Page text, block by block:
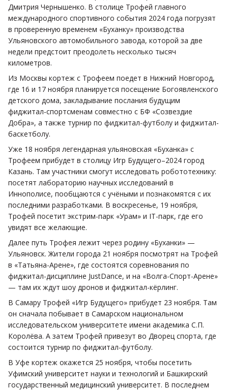
Дмитрия Чернышенко. В столице Трофей главного
международного спортивного события 2024 года погрузят
в проверенную временем «Буханку» производства
Ульяновского автомобильного завода, которой за две
недели предстоит преодолеть несколько тысяч
километров.
Из Москвы кортеж с Трофеем поедет в Нижний Новгород,
где 16 и 17 ноября планируется посещение Богоявленского
детского дома, закладывание послания будущим
фиджитал-спортсменам совместно с БФ «Созвездие
Добра», а также турнир по фиджитал-футболу и фиджитал-
баскетболу.
Уже 18 ноября легендарная ульяновская «Буханка» с
Трофеем прибудет в столицу Игр Будущего–2024 город
Казань. Там участники смогут исследовать робототехнику:
посетят лабораторию научных исследований в
Иннополисе, пообщаются с учёными и познакомятся с их
последними разработками. В воскресенье, 19 ноября,
Трофей посетит экстрим-парк «Урам» и IT-парк, где его
увидят все желающие.
Далее путь Трофея лежит через родину «Буханки» —
Ульяновск. Жители города 21 ноября посмотрят на Трофей
в «Татьяна-Арене», где состоятся соревнования по
фиджитал-дисциплине JustDancе, и на «Волга-Спорт-Арене»
— там их ждут шоу дронов и фиджитал-кёрлинг.
В Самару Трофей «Игр Будущего» прибудет 23 ноября. Там
он сначала побывает в Самарском национальном
исследовательском университете имени академика С.П.
Королёва. А затем Трофей привезут во Дворец спорта, где
состоится турнир по фиджитал-футболу.
В Уфе кортеж окажется 25 ноября, чтобы посетить
Уфимский университет науки и технологий и Башкирский
государственный медицинский университет. В последнем